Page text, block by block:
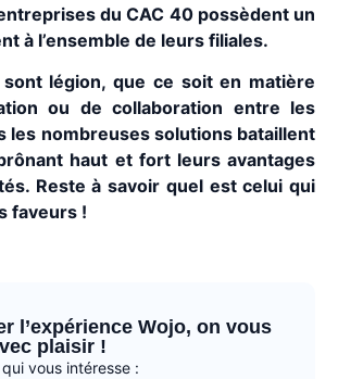
du CAC 40 possèdent un
à l’ensemble de leurs filiales.
légion, que ce soit en matière
ou de collaboration entre les
les nombreuses solutions bataillent
haut et fort leurs avantages
Reste à savoir quel est celui qui
faveurs !
l’expérience Wojo, on vous
plaisir !
vous intéresse :